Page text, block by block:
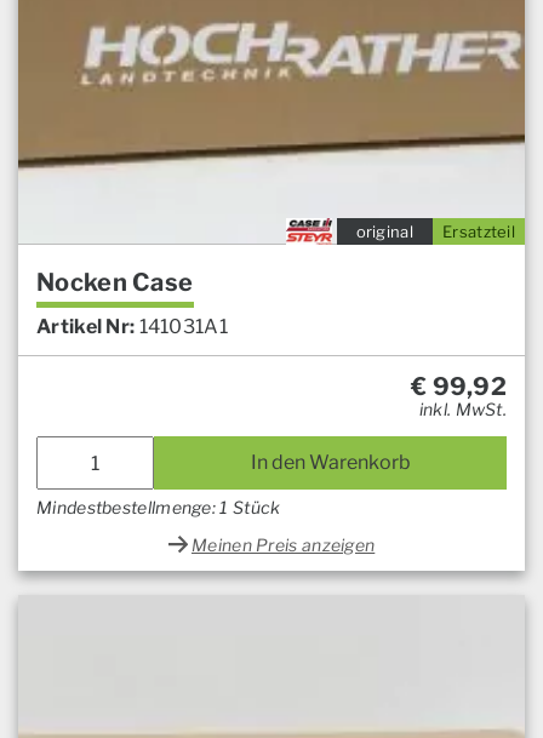
Ersatzteil
original
Nocken Case
Artikel Nr: 141031A1
€ 99,92
inkl. MwSt.
In den Warenkorb
Mindestbestellmenge: 1 Stück
Meinen Preis anzeigen